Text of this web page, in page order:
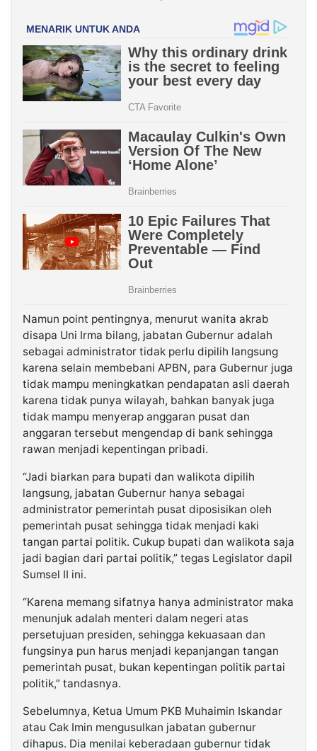
Namun point pentingnya, menurut wanita akrab
disapa Uni Irma bilang, jabatan Gubernur adalah
sebagai administrator tidak perlu dipilih langsung
karena selain membebani APBN, para Gubernur juga
tidak mampu meningkatkan pendapatan asli daerah
karena tidak punya wilayah, bahkan banyak juga
tidak mampu menyerap anggaran pusat dan
anggaran tersebut mengendap di bank sehingga
rawan menjadi kepentingan pribadi.
“Jadi biarkan para bupati dan walikota dipilih
langsung, jabatan Gubernur hanya sebagai
administrator pemerintah pusat diposisikan oleh
pemerintah pusat sehingga tidak menjadi kaki
tangan partai politik. Cukup bupati dan walikota saja
jadi bagian dari partai politik,” tegas Legislator dapil
Sumsel II ini.
“Karena memang sifatnya hanya administrator maka
menunjuk adalah menteri dalam negeri atas
persetujuan presiden, sehingga kekuasaan dan
fungsinya pun harus menjadi kepanjangan tangan
pemerintah pusat, bukan kepentingan politik partai
politik,” tandasnya.
Sebelumnya, Ketua Umum PKB Muhaimin Iskandar
atau Cak Imin mengusulkan jabatan gubernur
dihapus. Dia menilai keberadaan gubernur tidak